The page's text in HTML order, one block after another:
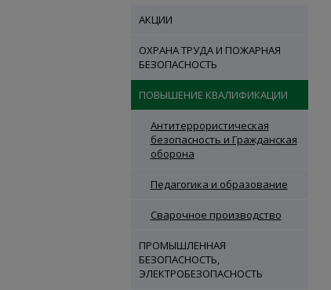
АКЦИИ
ОХРАНА ТРУДА И ПОЖАРНАЯ
БЕЗОПАСНОСТЬ
ПОВЫШЕНИЕ КВАЛИФИКАЦИИ
Антитеррористическая
безопасность и Гражданская
оборона
Педагогика и образование
Сварочное производство
ПРОМЫШЛЕННАЯ
БЕЗОПАСНОСТЬ,
ЭЛЕКТРОБЕЗОПАСНОСТЬ